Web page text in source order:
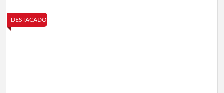
DESTACADO